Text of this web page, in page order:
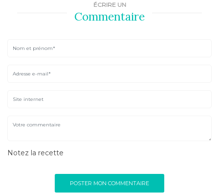
ÉCRIRE UN
Commentaire
Notez la recette